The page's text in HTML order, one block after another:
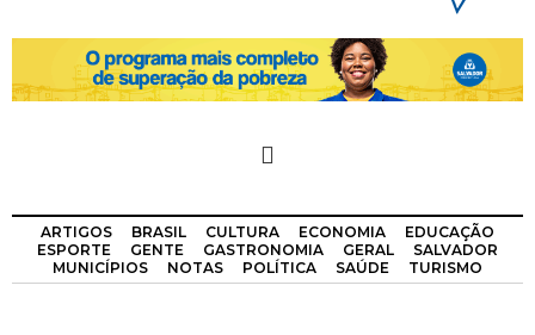
ARTIGOS BRASIL CULTURA ECONOMIA
EDUCAÇÃO
ESPORTE
GENTE GASTRONOMIA GERAL
SALVADOR
MUNICÍPIOS
NOTAS POLÍTICA SAÚDE TURISMO